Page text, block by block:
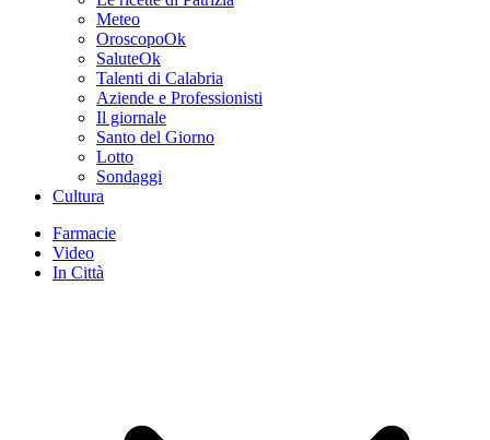
Meteo
OroscopoOk
SaluteOk
Talenti di Calabria
Aziende e Professionisti
Il giornale
Santo del Giorno
Lotto
Sondaggi
Cultura
Farmacie
Video
In Città